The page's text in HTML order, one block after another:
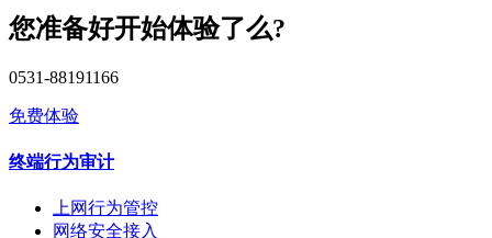
您准备好开始体验了么?
0531-88191166
免费体验
终端行为审计
上网行为管控
网络安全接入